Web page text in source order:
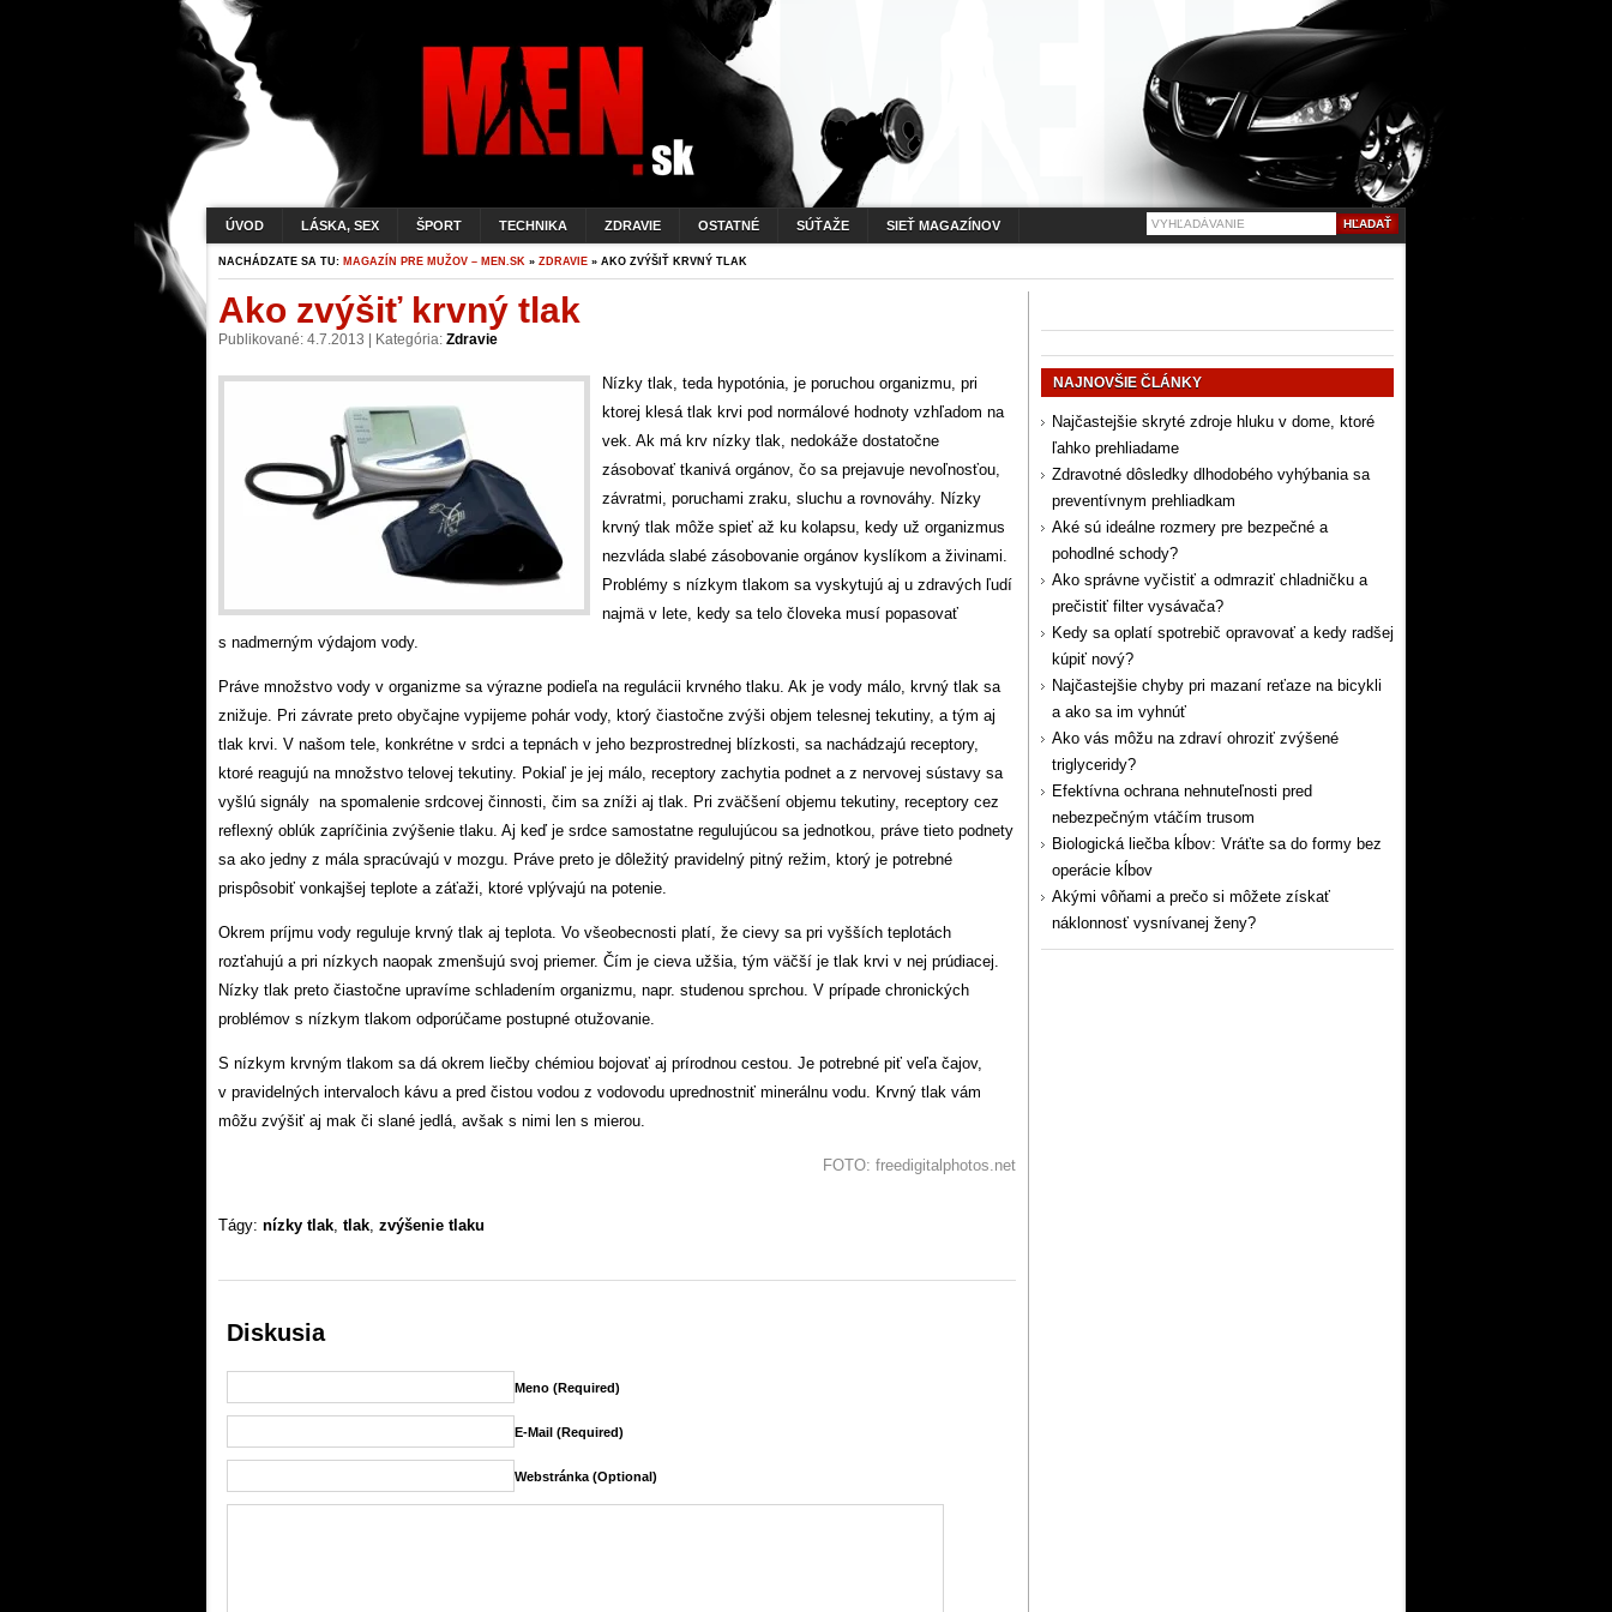
ÚVOD LÁSKA, SEX ŠPORT TECHNIKA ZDRAVIE OSTATNÉ SÚŤAŽE SIEŤ MAGAZÍNOV
NACHÁDZATE SA TU: MAGAZÍN PRE MUŽOV – MEN.SK » ZDRAVIE » AKO ZVÝŠIŤ KRVNÝ TLAK
Ako zvýšiť krvný tlak
Publikované: 4.7.2013 | Kategória: Zdravie
Nízky tlak, teda hypotónia, je poruchou organizmu, pri
ktorej klesá tlak krvi pod normálové hodnoty vzhľadom na
vek. Ak má krv nízky tlak, nedokáže dostatočne
zásobovať tkanivá orgánov, čo sa prejavuje nevoľnosťou,
závratmi, poruchami zraku, sluchu a rovnováhy. Nízky
krvný tlak môže spieť až ku kolapsu, kedy už organizmus
nezvláda slabé zásobovanie orgánov kyslíkom a živinami.
Problémy s nízkym tlakom sa vyskytujú aj u zdravých ľudí
najmä v lete, kedy sa telo človeka musí popasovať
s nadmerným výdajom vody.
Práve množstvo vody v organizme sa výrazne podieľa na regulácii krvného tlaku. Ak je vody málo, krvný tlak sa
znižuje. Pri závrate preto obyčajne vypijeme pohár vody, ktorý čiastočne zvýši objem telesnej tekutiny, a tým aj
tlak krvi. V našom tele, konkrétne v srdci a tepnách v jeho bezprostrednej blízkosti, sa nachádzajú receptory,
ktoré reagujú na množstvo telovej tekutiny. Pokiaľ je jej málo, receptory zachytia podnet a z nervovej sústavy sa
vyšlú signály na spomalenie srdcovej činnosti, čim sa zníži aj tlak. Pri zväčšení objemu tekutiny, receptory cez
reflexný oblúk zapríčinia zvýšenie tlaku. Aj keď je srdce samostatne regulujúcou sa jednotkou, práve tieto podnety
sa ako jedny z mála spracúvajú v mozgu. Práve preto je dôležitý pravidelný pitný režim, ktorý je potrebné
prispôsobiť vonkajšej teplote a záťaži, ktoré vplývajú na potenie.
Okrem príjmu vody reguluje krvný tlak aj teplota. Vo všeobecnosti platí, že cievy sa pri vyšších teplotách
rozťahujú a pri nízkych naopak zmenšujú svoj priemer. Čím je cieva užšia, tým väčší je tlak krvi v nej prúdiacej.
Nízky tlak preto čiastočne upravíme schladením organizmu, napr. studenou sprchou. V prípade chronických
problémov s nízkym tlakom odporúčame postupné otužovanie.
S nízkym krvným tlakom sa dá okrem liečby chémiou bojovať aj prírodnou cestou. Je potrebné piť veľa čajov,
v pravidelných intervaloch kávu a pred čistou vodou z vodovodu uprednostniť minerálnu vodu. Krvný tlak vám
môžu zvýšiť aj mak či slané jedlá, avšak s nimi len s mierou.
FOTO: freedigitalphotos.net
Tágy: nízky tlak, tlak, zvýšenie tlaku
Diskusia
Meno (required)
E-Mail (required)
Webstránka (Optional)
NAJNOVŠIE ČLÁNKY
Najčastejšie skryté zdroje hluku v dome, ktoré
ľahko prehliadame
Zdravotné dôsledky dlhodobého vyhýbania sa
preventívnym prehliadkam
Aké sú ideálne rozmery pre bezpečné a
pohodlné schody?
Ako správne vyčistiť a odmraziť chladničku a
prečistiť filter vysávača?
Kedy sa oplatí spotrebič opravovať a kedy radšej
kúpiť nový?
Najčastejšie chyby pri mazaní reťaze na bicykli
a ako sa im vyhnúť
Ako vás môžu na zdraví ohroziť zvýšené
triglyceridy?
Efektívna ochrana nehnuteľnosti pred
nebezpečným vtáčím trusom
Biologická liečba kĺbov: Vráťte sa do formy bez
operácie kĺbov
Akými vôňami a prečo si môžete získať
náklonnosť vysnívanej ženy?